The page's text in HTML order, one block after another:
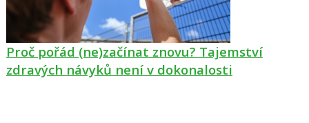
Proč pořád (ne)začínat znovu? Tajemství
zdravých návyků není v dokonalosti